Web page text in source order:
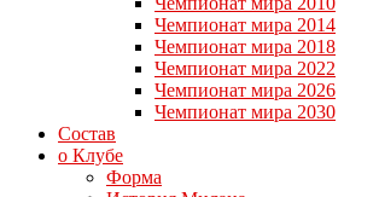
Чемпионат мира 2014
Чемпионат мира 2018
Чемпионат мира 2022
Чемпионат мира 2026
Чемпионат мира 2030
Состав
о Клубе
Форма